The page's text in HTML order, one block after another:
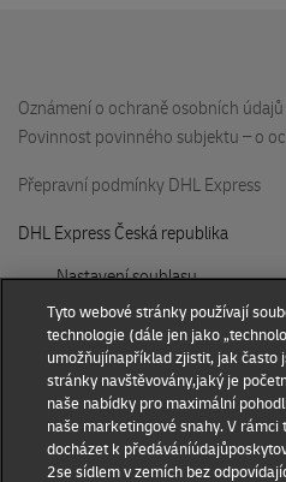
190 00 Praha
Chovatelské potřeby B.n.L.
Šarochova 103/18
DHL Locker NC Eden
U Slavie 1527
parking, -1.patro
100 00 Praha
FaM ELEKTRONIC
Oznámení o ochraně osobních údajů
Povinnost povinného subjektu – o
Přepravní podmínky DHL Express
DHL Express Česká republika
Nastavení souhlasu
© 2022–2026DHL Express.
Volejte220 300 111nebo 840
Tyto webové stránky používají
technologie (dále jen jako
umožňujínapříklad zjistit, jak často
stránky navštěvovány,jaký je
naše nabídky pro maximální
naše marketingové snahy. V
docházet k
2se sídlem v zemích bez